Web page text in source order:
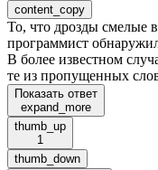
content_copy
То, что дрозды смелые
программист
В более известном
те из пропущенных
Показать ответ
expand_more
thumb_up
1
thumb_down